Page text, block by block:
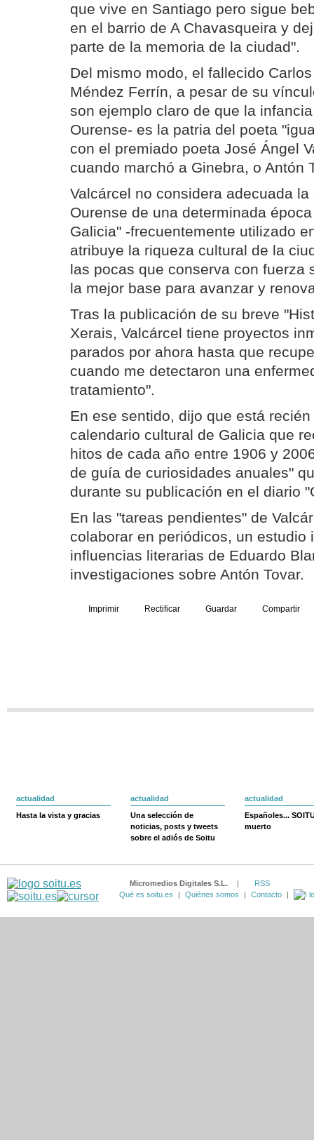
que vive en Santiago pero sigue
en el barrio de A Chavasqueira y
parte de la memoria de la ciudad".
Del mismo modo, el fallecido
Méndez Ferrín, a pesar de su
son ejemplo claro de que la
Ourense- es la patria del poeta
con el premiado poeta José Ángel
cuando marchó a Ginebra, o Antón
Valcárcel no considera adecuada
Ourense de una determinada
Galicia" -frecuentemente utilizado
atribuye la riqueza cultural de la
las pocas que conserva con fuerza
la mejor base para avanzar y
Tras la publicación de su breve
Xerais, Valcárcel tiene proyectos
parados por ahora hasta que
cuando me detectaron una
tratamiento".
En ese sentido, dijo que está
calendario cultural de Galicia que
hitos de cada año entre 1906 y
de guía de curiosidades anuales"
durante su publicación en el diario
En las "tareas pendientes" de
colaborar en periódicos, un estudio
influencias literarias de Eduardo
investigaciones sobre Antón Tovar.
Imprimir Rectificar Guardar Compartir
actualidad
Hasta la vista y gracias
actualidad
Una selección de
noticias, posts y tweets
sobre el adiós de Soitu
actualidad
Españoles...
muerto
Micromedios Digitales S.L. |
RSS
Qué es soitu.es
| Quiénes somos | Contacto |